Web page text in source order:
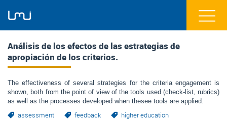
Análisis de los efectos de las estrategias de
apropiación de los criterios.
The effectiveness of several strategies for the criteria engagement is
shown, both from the point of view of the tools used (check-list, rubrics)
as well as the processes developed when thesee tools are applied.
assessment feedback higher education